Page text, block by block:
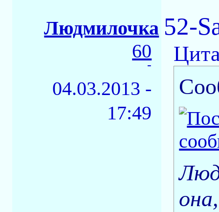
Людмилочка
60
-
04.03.2013 -
17:49
52-